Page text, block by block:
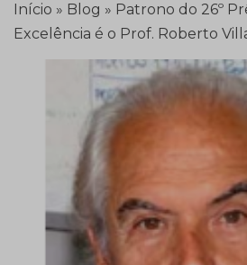
Início » Blog » Patrono do 26º
Excelência é o Prof. Roberto